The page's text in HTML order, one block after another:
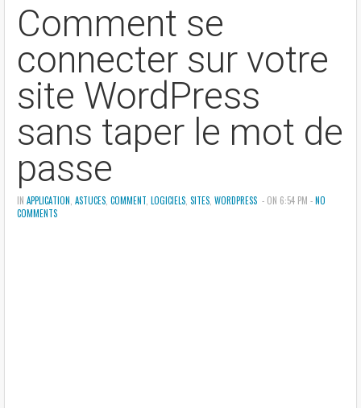
Comment se
connecter sur votre
site WordPress
sans taper le mot de
passe
IN APPLICATION ASTUCES COMMENT LOGICIELS SITES WORDPRESS - ON 6:54 PM -NO
COMMENTS